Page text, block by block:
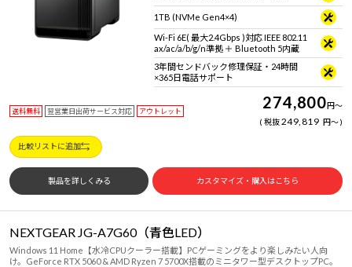
1TB (NVMe Gen4×4)
Wi-Fi 6E( 最大2.4Gbps )対応 IEEE 802.11
ax/ac/a/b/g/n準拠 ＋ Bluetooth 5内蔵
3年間センドバック修理保証・24時間
×365日電話サポート
送料無料 翌営業日出荷サービス対応 アウトレット 274,800円～
税抜249,819 円～
比較リストに追加
製品を詳しくみる カスタマイズ・購入はこちら
NEXTGEAR JG-A7G60（青色LED）
Windows 11 Home【水冷CPUクーラー搭載】PCゲーミングをより楽しみたい人向
け。GeForce RTX 5060 & AMD Ryzen 7 5700X搭載のミニタワー型デスクトップPC。